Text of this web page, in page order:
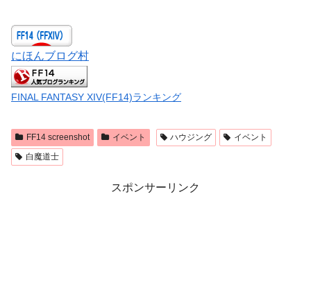
にほんブログ村
FINAL FANTASY XIV(FF14)ランキング
FF14 screenshot イベント ハウジング
イベント
白魔道士
スポンサーリンク